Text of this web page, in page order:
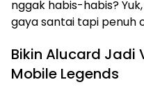
nggak habis-habis?
gaya santai tapi penuh
Bikin Alucard Jadi
Mobile Legends